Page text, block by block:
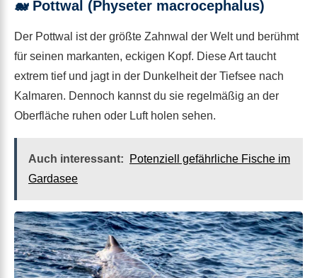
🐋 Pottwal (Physeter macrocephalus)
Der Pottwal ist der größte Zahnwal der Welt und berühmt
für seinen markanten, eckigen Kopf. Diese Art taucht
extrem tief und jagt in der Dunkelheit der Tiefsee nach
Kalmaren. Dennoch kannst du sie regelmäßig an der
Oberfläche ruhen oder Luft holen sehen.
Auch interessant:
Potenziell gefährliche Fische im
Gardasee